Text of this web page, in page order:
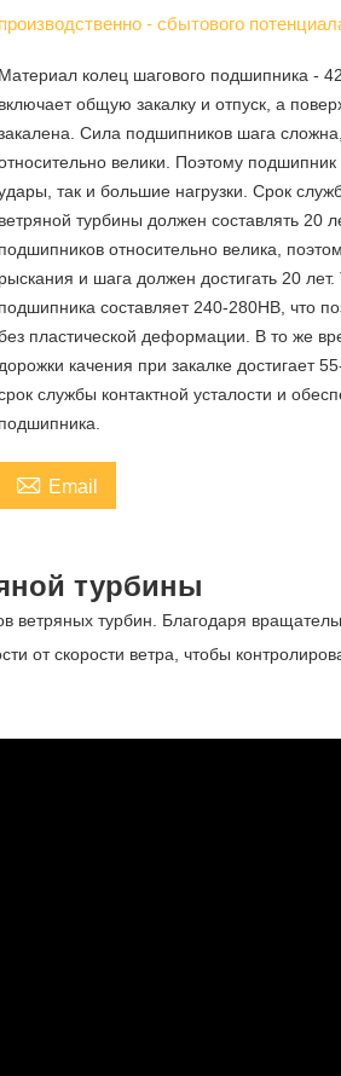
производственно - сбытового
Материал колец шагового подшипника -
включает общую закалку и отпуск, а
Сила подшипников шага
велики. Поэтому
так и большие нагрузки. Срок
ветряной турбины должен составлять 20
подшипников относительно велика,
рыскания и шага должен достигать 20
подшипника составляет 240-280HB, что
пластической деформации. В то же
дорожки качения при закалке достигает
службы контактной усталости и
подшипника.
 Email
турбины
ветряных турбин. Благодаря
от скорости ветра, чтобы